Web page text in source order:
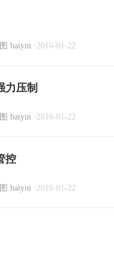
baiyin · 2016-01-22
力压制
baiyin · 2016-01-22
控
baiyin · 2016-01-22